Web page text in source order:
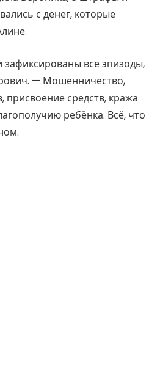
с денег, которые
все эпизоды,
— Мошенничество,
присвоение средств, кража
ребёнка. Всё, что